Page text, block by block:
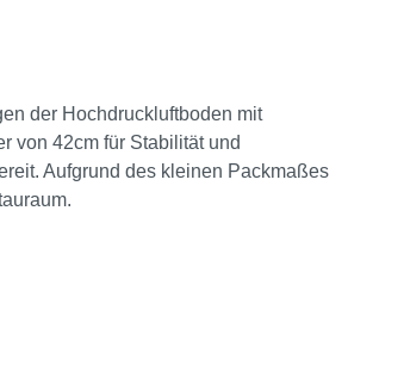
der Hochdruckluftboden mit
von 42cm für Stabilität und
Aufgrund des kleinen Packmaßes